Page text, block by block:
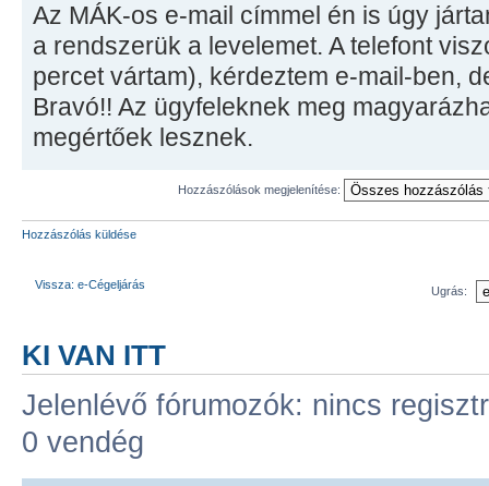
Az MÁK-os e-mail címmel én is úgy
a rendszerük a levelemet. A telefont
percet vártam), kérdeztem e-mail-ben,
Bravó!! Az ügyfeleknek meg
megértőek lesznek.
Hozzászólások megjelenítése:
Hozzászólás küldése
Vissza: e-Cégeljárás
Ugrás:
KI VAN ITT
Jelenlévő fórumozók: nincs
0 vendég